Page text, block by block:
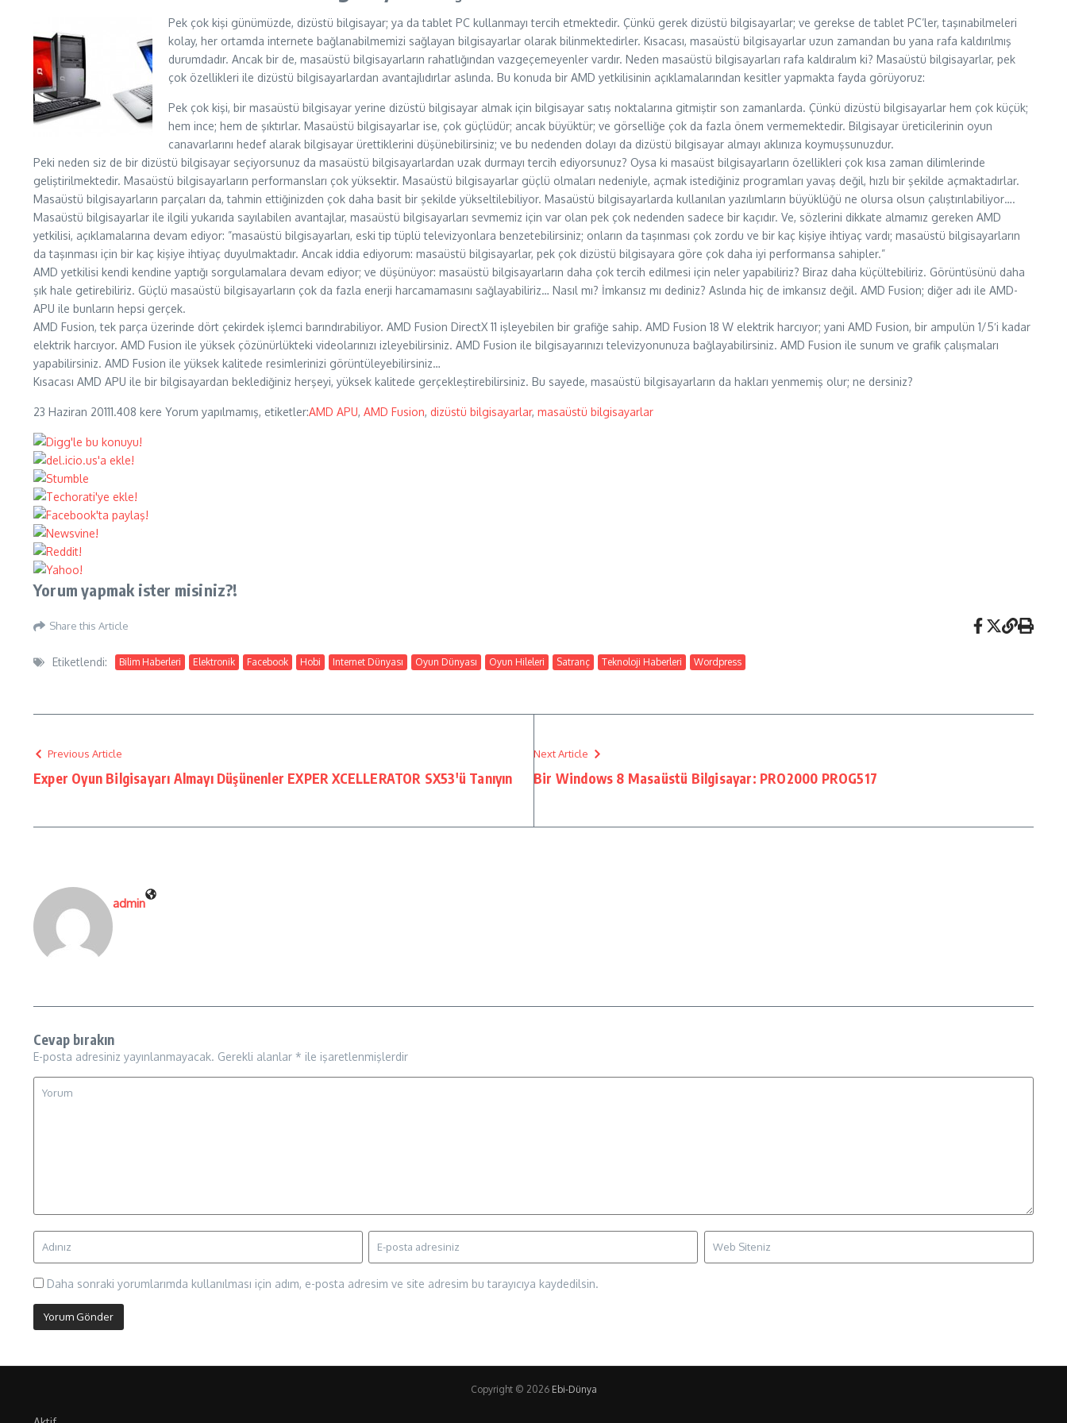
Pek çok kişi günümüzde, dizüstü bilgisayar; ya da tablet PC kullanmayı tercih etmektedir. Çünkü gerek dizüstü bilgisayarlar; ve gerekse de tablet PC’ler, taşınabilmeleri
kolay, her ortamda internete bağlanabilmemizi sağlayan bilgisayarlar olarak bilinmektedirler. Kısacası, masaüstü bilgisayarlar uzun zamandan bu yana rafa kaldırılmış
durumdadır. Ancak bir de, masaüstü bilgisayarların rahatlığından vazgeçemeyenler vardır. Neden masaüstü bilgisayarları rafa kaldıralım ki? Masaüstü bilgisayarlar, pek
çok özellikleri ile dizüstü bilgisayarlardan avantajlıdırlar aslında. Bu konuda bir AMD yetkilisinin açıklamalarından kesitler yapmakta fayda görüyoruz:
Pek çok kişi, bir masaüstü bilgisayar yerine dizüstü bilgisayar almak için bilgisayar satış noktalarına gitmiştir son zamanlarda. Çünkü dizüstü bilgisayarlar hem çok küçük;
hem ince; hem de şıktırlar. Masaüstü bilgisayarlar ise, çok güçlüdür; ancak büyüktür; ve görselliğe çok da fazla önem vermemektedir. Bilgisayar üreticilerinin oyun
canavarlarını hedef alarak bilgisayar ürettiklerini düşünebilirsiniz; ve bu nedenden dolayı da dizüstü bilgisayar almayı aklınıza koymuşsunuzdur.
Peki neden siz de bir dizüstü bilgisayar seçiyorsunuz da masaüstü bilgisayarlardan uzak durmayı tercih ediyorsunuz? Oysa ki masaüst bilgisayarların özellikleri çok kısa zaman dilimlerinde
geliştirilmektedir. Masaüstü bilgisayarların performansları çok yüksektir. Masaüstü bilgisayarlar güçlü olmaları nedeniyle, açmak istediğiniz programları yavaş değil, hızlı bir şekilde açmaktadırlar.
Masaüstü bilgisayarların parçaları da, tahmin ettiğinizden çok daha basit bir şekilde yükseltilebiliyor. Masaüstü bilgisayarlarda kullanılan yazılımların büyüklüğü ne olursa olsun çalıştırılabiliyor….
Masaüstü bilgisayarlar ile ilgili yukarıda sayılabilen avantajlar, masaüstü bilgisayarları sevmemiz için var olan pek çok nedenden sadece bir kaçıdır. Ve, sözlerini dikkate almamız gereken AMD
yetkilisi, açıklamalarına devam ediyor: ”masaüstü bilgisayarları, eski tip tüplü televizyonlara benzetebilirsiniz; onların da taşınması çok zordu ve bir kaç kişiye ihtiyaç vardı; masaüstü bilgisayarların
da taşınması için bir kaç kişiye ihtiyaç duyulmaktadır. Ancak iddia ediyorum: masaüstü bilgisayarlar, pek çok dizüstü bilgisayara göre çok daha iyi performansa sahipler.”
AMD yetkilisi kendi kendine yaptığı sorgulamalara devam ediyor; ve düşünüyor: masaüstü bilgisayarların daha çok tercih edilmesi için neler yapabiliriz? Biraz daha küçültebiliriz. Görüntüsünü daha
şık hale getirebiliriz. Güçlü masaüstü bilgisayarların çok da fazla enerji harcamamasını sağlayabiliriz… Nasıl mı? İmkansız mı dediniz? Aslında hiç de imkansız değil. AMD Fusion; diğer adı ile AMD-
APU ile bunların hepsi gerçek.
AMD Fusion, tek parça üzerinde dört çekirdek işlemci barındırabiliyor. AMD Fusion DirectX 11 işleyebilen bir grafiğe sahip. AMD Fusion 18 W elektrik harcıyor; yani AMD Fusion, bir ampulün 1/5′i kadar
elektrik harcıyor. AMD Fusion ile yüksek çözünürlükteki videolarınızı izleyebilirsiniz. AMD Fusion ile bilgisayarınızı televizyonunuza bağlayabilirsiniz. AMD Fusion ile sunum ve grafik çalışmaları
yapabilirsiniz. AMD Fusion ile yüksek kalitede resimlerinizi görüntüleyebilirsiniz…
Kısacası AMD APU ile bir bilgisayardan beklediğiniz herşeyi, yüksek kalitede gerçekleştirebilirsiniz. Bu sayede, masaüstü bilgisayarların da hakları yenmemiş olur; ne dersiniz?
23 Haziran 20111.408 kere Yorum yapılmamış, etiketler:AMD APU, AMD Fusion, dizüstü bilgisayarlar, masaüstü bilgisayarlar
Yorum yapmak ister misiniz?!
Share this Article
Etiketlendi: Bilim Haberleri Elektronik Facebook Hobi Internet Dünyası Oyun Dünyası Oyun Hileleri Satranç Teknoloji Haberleri Wordpress
Previous Article
Exper Oyun Bilgisayarı Almayı Düşünenler EXPER XCELLERATOR SX53'ü Tanıyın
Next Article
Bir Windows 8 Masaüstü Bilgisayar: PRO2000 PROG517
admin
Cevap bırakın
E-posta adresiniz yayınlanmayacak. Gerekli alanlar * ile işaretlenmişlerdir
Daha sonraki yorumlarımda kullanılması için adım, e-posta adresim ve site adresim bu tarayıcıya kaydedilsin.
Copyright © 2026 Ebi-Dünya